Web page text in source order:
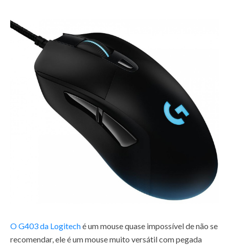
O G403 da Logiteché um mouse quase impossível de não se
recomendar, ele é um mouse muito versátil com pegada